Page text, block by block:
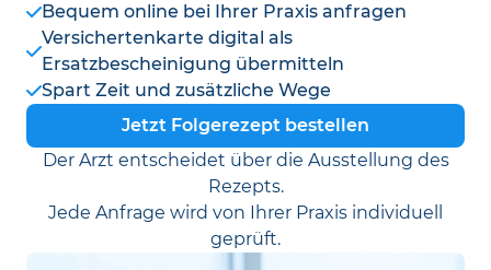
Bequem online bei Ihrer Praxis anfragen
Versichertenkarte digital als
Ersatzbescheinigung übermitteln
Spart Zeit und zusätzliche Wege
Jetzt Folgerezept bestellen
Der Arzt entscheidet über die Ausstellung des
Rezepts.
Jede Anfrage wird von Ihrer Praxis individuell
geprüft.